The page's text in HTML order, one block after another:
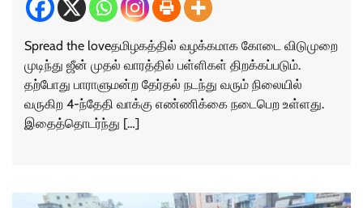
Spread the loveதமிழகத்தில் வழக்கமாக கோடை விடுமுறை
முடிந்து ஜீன் முதல் வாரத்தில் பள்ளிகள் திறக்கப்படும்.
தற்போது பாராளுமன்ற தேர்தல் நடந்து வரும் நிலையில்
வருகிற 4-ந்தேதி வாக்கு எண்ணிக்கை நடைபெற உள்ளது.
இதைத்தொடர்ந்து […]